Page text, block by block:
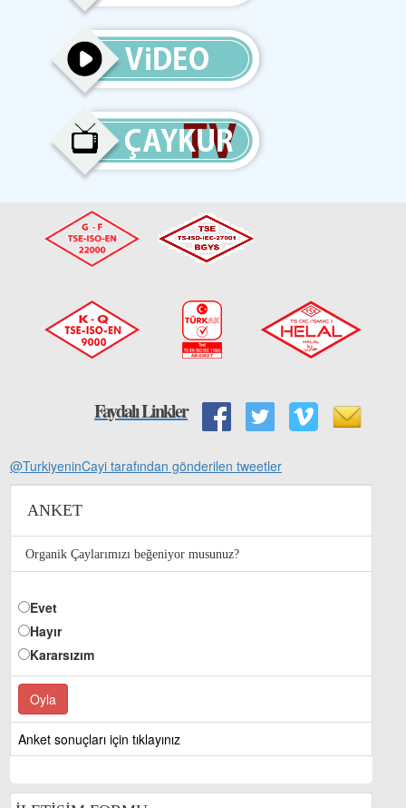
Faydalı Linkler
@TurkiyeninCayi tarafından gönderilen tweetler
ANKET
Organik Çaylarımızı beğeniyor musunuz?
Evet
Hayır
Kararsızım
Anket sonuçları için tıklayınız